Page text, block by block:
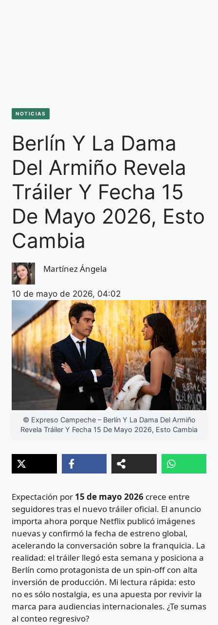
NOTICIAS
Berlín Y La Dama
Del Armiño Revela
Tráiler Y Fecha 15
De Mayo 2026, Esto
Cambia
Martínez Ángela
10 de mayo de 2026, 04:02
© Expreso Campeche – Berlín Y La Dama Del Armiño
Revela Tráiler Y Fecha 15 De Mayo 2026, Esto Cambia
Expectación por 15 de mayo 2026 crece entre
seguidores tras el nuevo tráiler oficial. El anuncio
importa ahora porque Netflix publicó imágenes
nuevas y confirmó la fecha de estreno global,
acelerando la conversación sobre la franquicia. La
realidad: el tráiler llegó esta semana y posiciona a
Berlín como protagonista de un spin-off con alta
inversión de producción. Mi lectura rápida: esto
no es sólo nostalgia, es una apuesta por revivir la
marca para audiencias internacionales. ¿Te sumas
al conteo regresivo?